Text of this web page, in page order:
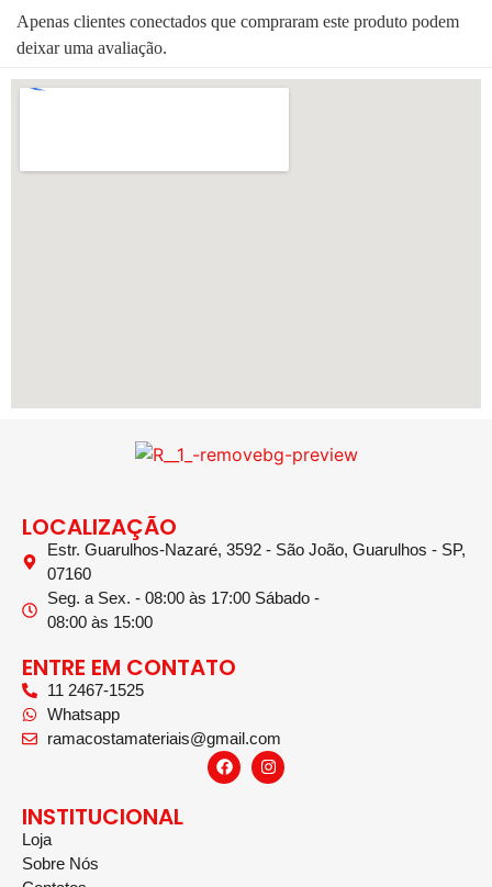
Apenas clientes conectados que compraram este produto podem
deixar uma avaliação.
LOCALIZAÇÃO
Estr. Guarulhos-Nazaré, 3592 - São João, Guarulhos - SP,
07160
Seg. a Sex. - 08:00 às 17:00 Sábado -
08:00 às 15:00
ENTRE EM CONTATO
11 2467-1525
Whatsapp
ramacostamateriais@gmail.com
INSTITUCIONAL
Loja
Sobre Nós